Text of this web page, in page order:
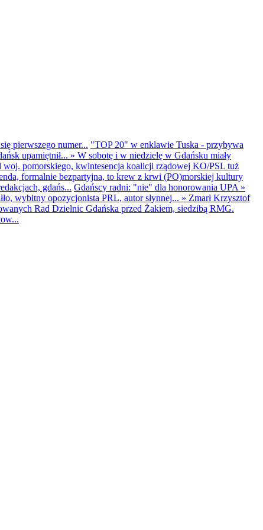
pierwszego numer... "TOP 20" w enklawie Tuska - przybywa
upamiętnił... » W sobotę i w niedzielę w Gdańsku miały
woj. pomorskiego, kwintesencja koalicji rządowej KO/PSL tuż
formalnie bezpartyjna, to krew z krwi (PO)morskiej kultury
gdańs... Gdańscy radni: "nie" dla honorowania UPA »
wybitny opozycjonista PRL, autor słynnej... » Zmarł Krzysztof
Rad Dzielnic Gdańska przed Żakiem, siedzibą RMG.